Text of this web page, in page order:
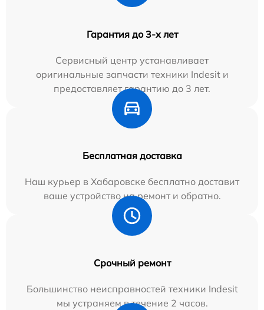
Гарантия до 3-х лет
Сервисный центр устанавливает
оригинальные запчасти техники Indesit и
предоставляет гарантию до 3 лет.
Бесплатная доставка
Наш курьер в Хабаровске бесплатно доставит
ваше устройство на ремонт и обратно.
Срочный ремонт
Большинство неисправностей техники Indesit
мы устраняем в течение 2 часов.